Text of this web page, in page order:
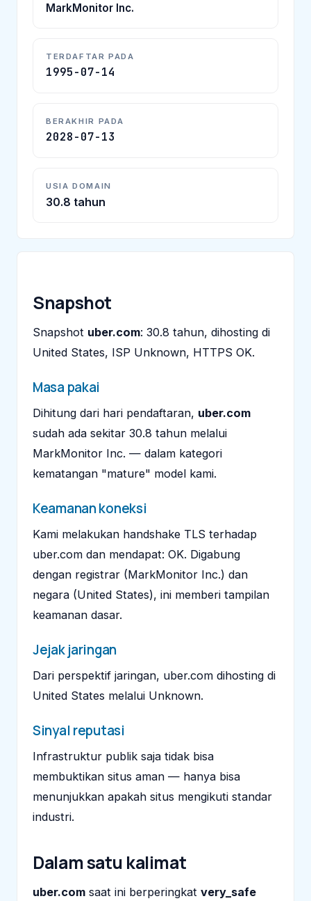
MarkMonitor Inc.
TERDAFTAR PADA
1995-07-14
BERAKHIR PADA
2028-07-13
USIA DOMAIN
30.8 tahun
Snapshot
Snapshot uber.com: 30.8 tahun, dihosting di
United States, ISP Unknown, HTTPS OK.
Masa pakai
Dihitung dari hari pendaftaran, uber.com
sudah ada sekitar 30.8 tahun melalui
MarkMonitor Inc. — dalam kategori
kematangan "mature" model kami.
Keamanan koneksi
Kami melakukan handshake TLS terhadap
uber.com dan mendapat: OK. Digabung
dengan registrar (MarkMonitor Inc.) dan
negara (United States), ini memberi tampilan
keamanan dasar.
Jejak jaringan
Dari perspektif jaringan, uber.com dihosting di
United States melalui Unknown.
Sinyal reputasi
Infrastruktur publik saja tidak bisa
membuktikan situs aman — hanya bisa
menunjukkan apakah situs mengikuti standar
industri.
Dalam satu kalimat
uber.com saat ini berperingkat very_safe